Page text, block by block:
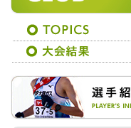
技術開発
サステナビリティ